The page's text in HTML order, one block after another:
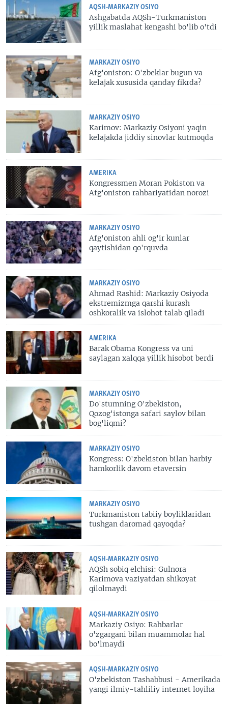
AQSH-MARKAZIY OSIYO
Ashgabatda AQSh-Turkmaniston
yillik maslahat kengashi bo'lib o'tdi
MARKAZIY OSIYO
Afg'oniston: O'zbeklar bugun va
kelajak xususida qanday fikrda?
MARKAZIY OSIYO
Karimov: Markaziy Osiyoni yaqin
kelajakda jiddiy sinovlar kutmoqda
AMERIKA
Kongressmen Moran Pokiston va
Afg'oniston rahbariyatidan norozi
MARKAZIY OSIYO
Afg'oniston ahli og'ir kunlar
qaytishidan qo'rquvda
MARKAZIY OSIYO
Ahmad Rashid: Markaziy Osiyoda
ekstremizmga qarshi kurash
oshkoralik va islohot talab qiladi
AMERIKA
Barak Obama Kongress va uni
saylagan xalqqa yillik hisobot berdi
MARKAZIY OSIYO
Do'stumning O'zbekiston,
Qozog'istonga safari saylov bilan
bog'liqmi?
MARKAZIY OSIYO
Kongress: O'zbekiston bilan harbiy
hamkorlik davom etaversin
MARKAZIY OSIYO
Turkmaniston tabiiy boyliklaridan
tushgan daromad qayoqda?
AQSH-MARKAZIY OSIYO
AQSh sobiq elchisi: Gulnora
Karimova vaziyatdan shikoyat
qilolmaydi
AQSH-MARKAZIY OSIYO
Markaziy Osiyo: Rahbarlar
o'zgargani bilan muammolar hal
bo'lmaydi
AQSH-MARKAZIY OSIYO
O'zbekiston Tashabbusi - Amerikada
yangi ilmiy-tahliliy internet loyiha